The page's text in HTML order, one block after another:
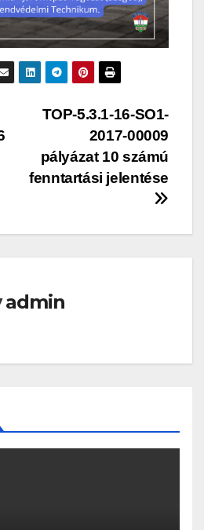
TOP-5.3.1-16-SO1-
2017-00009
pályázat 10 számú
fenntartási jelentése
admin